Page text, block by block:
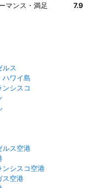
マンス・満足 7.9
ルス
ハワイ島
ンシスコ
ルス空港
ンシスコ空港
ス空港